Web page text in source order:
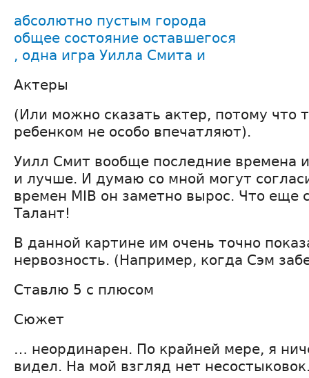
абсолютно пустым города
общее состояние оставшегося
, одна игра Уилла Смита и
Актеры
(Или можно сказать актер, потому что
ребенком не особо впечатляют).
Уилл Смит вообще последние времена
и лучше. И думаю со мной могут
времен MIB он заметно вырос. Что еще
Талант!
В данной картине им очень точно
нервозность. (Например, когда Сэм
Ставлю 5 с плюсом
Сюжет
… неординарен. По крайней мере, я
видел. На мой взгляд нет